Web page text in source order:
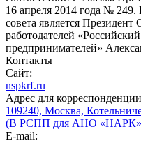
16 апреля 2014 года №
совета является
работодателей
предпринимателей»
Контакты
Сайт:
nspkrf.ru
Адрес для
109240, Москва,
(В РСПП для АНО
E-mail: